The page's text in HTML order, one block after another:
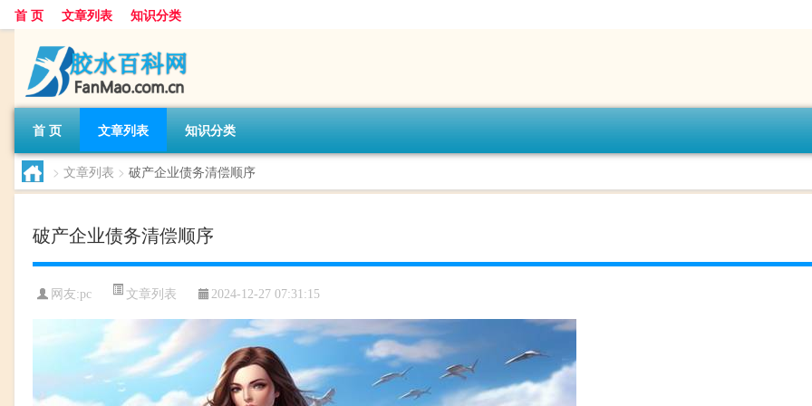
首 页 文章列表 知识分类
首 页 文章列表 知识分类
> 文章列表 > 破产企业债务清偿顺序
破产企业债务清偿顺序
网友:pc 文章列表 2024-12-27 07:31:15